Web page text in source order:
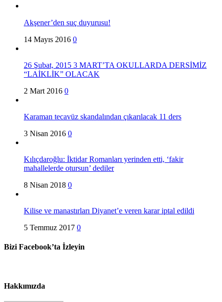
Akşener’den suç duyurusu!
14 Mayıs 2016 0
26 Şubat, 2015 3 MART’TA OKULLARDA DERSİMİZ
“LAİKLİK” OLACAK
2 Mart 2016 0
Karaman tecavüz skandalından çıkarılacak 11 ders
3 Nisan 2016 0
Kılıçdaroğlu: İktidar Romanları yerinden etti, ‘fakir
mahallelerde otursun’ dediler
8 Nisan 2018 0
Kilise ve manastırları Diyanet’e veren karar iptal edildi
5 Temmuz 2017 0
Bizi Facebook’ta İzleyin
Hakkımızda